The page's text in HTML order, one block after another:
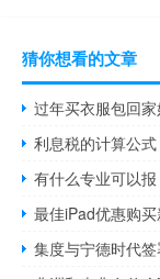
猜你想看的文章
过年买衣服包回
利息税的计算公式
有什么专业可以报
集度与宁德时代